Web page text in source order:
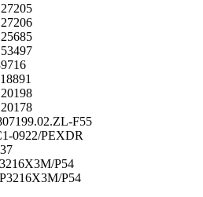
F55
0922/PEXDR
P54
P54